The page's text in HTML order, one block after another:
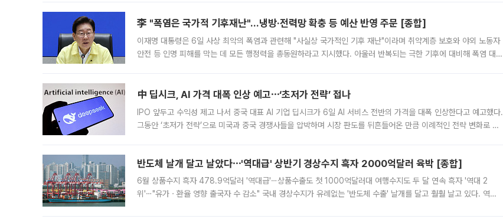
李 "폭염은 국가적 기후재난"…냉방·전력망 확충 등 예산 반영 주문 [종합]
이재명 대통령은 6일 사상 최악의 폭염과 관련해 "사실상 국가적인 기후 재난"이라며 취약계층 보호와 야외 노동자
안전 등 인명 피해를 막는 데 모든 행정력을 총동원하라고 지시했다. 아울러 반복되는 극한 기후에 대비해 폭염 대응
中 딥시크, AI 가격 대폭 인상 예고⋯‘초저가 전략’ 접나
IPO 앞두고 수익성 제고 나서 중국 대표 AI 기업 딥시크가 6일 AI 서비스 전반의 가격을 대폭 인상한다고 예고했다.
그동안 ‘초저가 전략’으로 미국과 중국 경쟁사들을 압박하며 시장 판도를 뒤흔들어온 만큼 이례적인 전략 변화로 평
반도체 날개 달고 날았다⋯'역대급' 상반기 경상수지 흑자 2000억달러 육박 [종합]
6월 상품수지 흑자 478.9억달러 '역대급'⋯상품수출도 첫 1000억달러대 여행수지도 두 달 연속 흑자 '역대 2
위'⋯"유가ㆍ환율 영향 출국자 수 감소" 국내 경상수지가 유례없는 '반도체 수출' 날개를 달고 훨훨 날고 있다. 역대